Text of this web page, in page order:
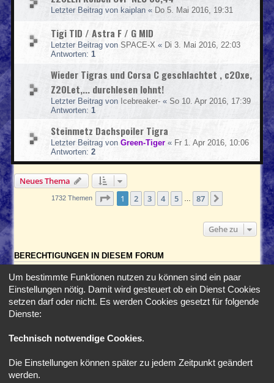
Letzter Beitrag von kaiplan « Do 5. Mai 2016, 19:31
Tigi TID / Astra F / G MID
Letzter Beitrag von SPACE-X « Di 3. Mai 2016, 22:03
Antworten: 1
Wieder Tigras und Corsa C geschlachtet , c20xe,
Z20Let,... durchlesen lohnt!
Letzter Beitrag von Icebreaker- « So 10. Apr 2016, 17:39
Antworten: 1
Steinmetz Dachspoiler Tigra
Letzter Beitrag von Green-Tiger « Fr 1. Apr 2016, 10:06
Antworten: 2
Neues Thema
1732 Themen Seite 1von 87
1 2 3 4 5 87
Gehe zu
BERECHTIGUNGEN IN DIESEM FORUM
Du darfstkeine Antworten zu Themen in diesem Forum erstellen.
Du darfst deine Beiträge in diesem Forumnicht ändern.
Du darfst deine Beiträge in diesem Forumnichtlöschen.
Du darfst
*SE Gamer Style byphpBB Styles
Um bestimmte Funktionen nutzen zu können sind ein paar
Einstellungen nötig. Damit wird gesteuert ob ein Dienst Cookies
setzen darf oder nicht. Es werden Cookies gesetzt für folgende
Dienste:
Technisch notwendige Cookies.
Die Einstellungen können später zu jedem Zeitpunkt geändert
werden.